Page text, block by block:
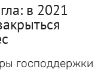
в 2021
господдержки